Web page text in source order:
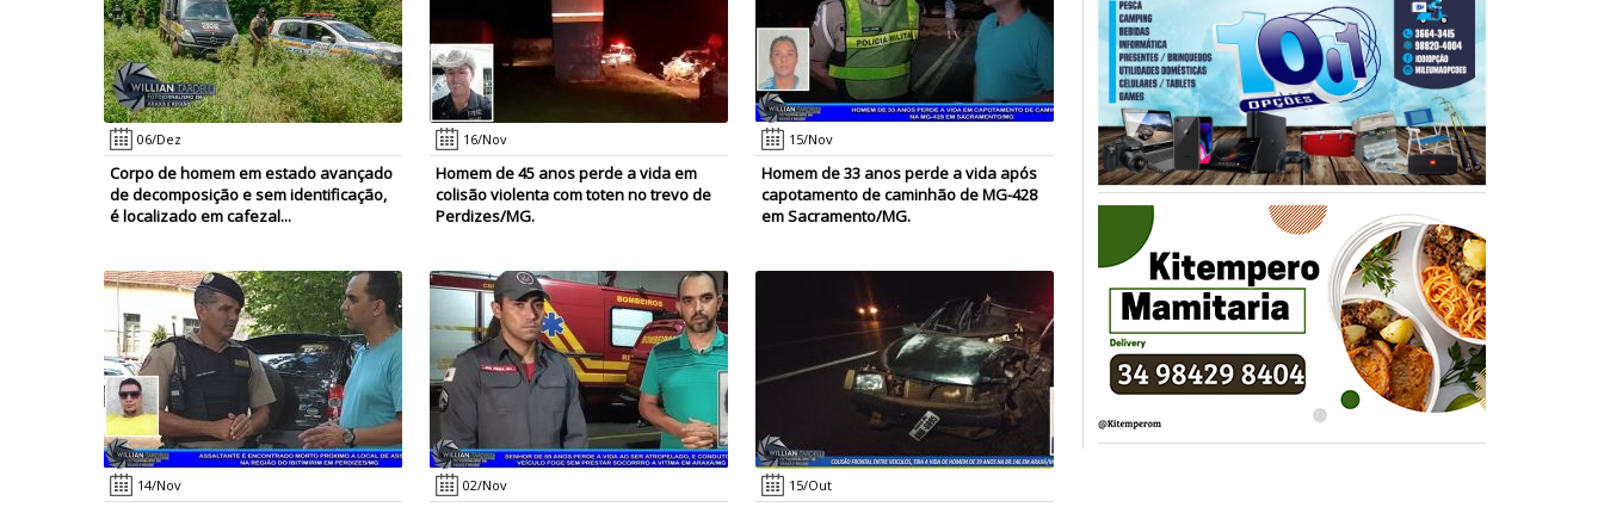
06/Dez
Corpo de homem em estado avançado
de decomposição e sem identificação,
é localizado em cafezal...
16/Nov
Homem de 45 anos perde a vida em
colisão violenta com toten no trevo de
Perdizes/MG.
15/Nov
Homem de 33 anos perde a vida após
capotamento de caminhão de MG-428
em Sacramento/MG.
14/Nov 02/Nov 15/Out